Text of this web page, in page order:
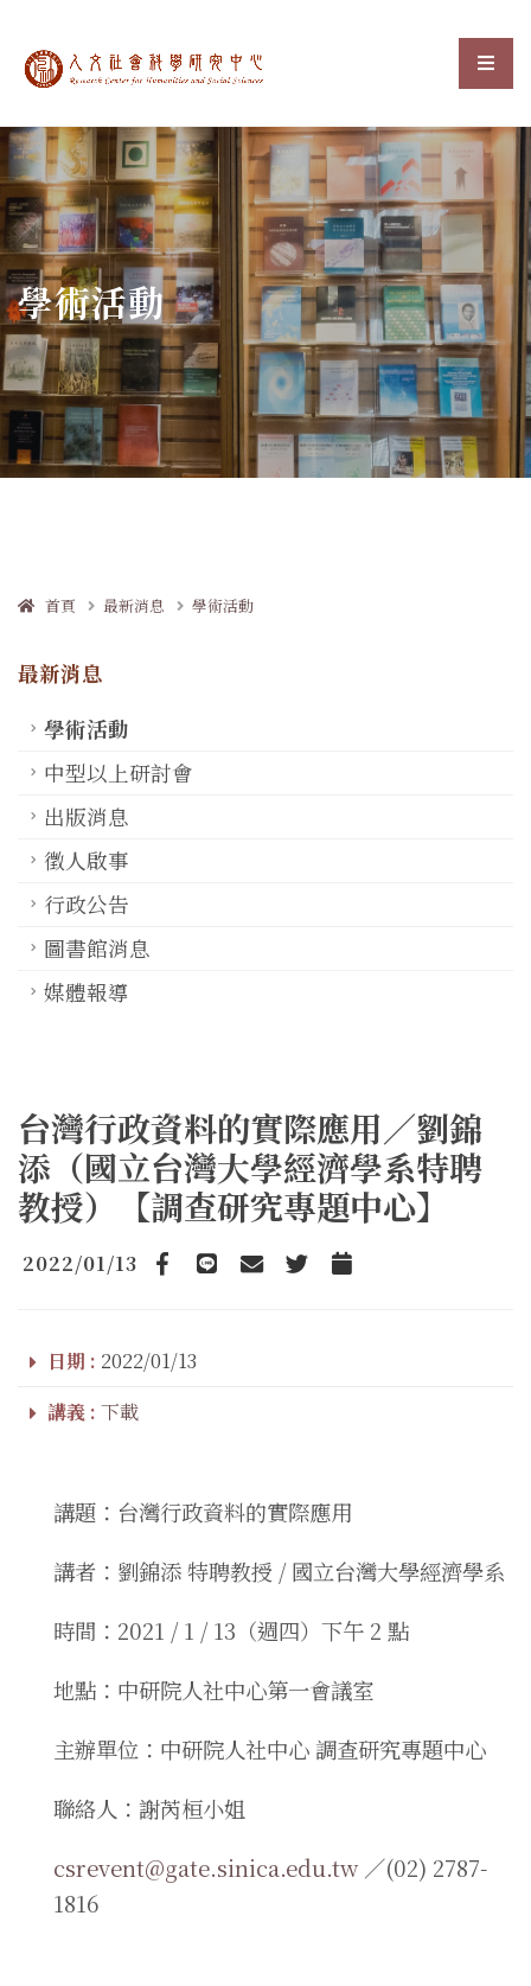
中央研究院人文社會科選
:::
學術活動
首頁 最新消息 學術活動
最新消息
學術活動
中型以上研討會
出版消息
徵人啟事
行政公告
圖書館消息
媒體報導
台灣行政資料的實際應用／劉錦
添（國立台灣大學經濟學系特聘
教授）【調查研究專題中心】
2022/01/13
Facebook
line emailTwitterAdd to Calendar
日期 : 2022/01/13
講義 : 下載
講題：台灣行政資料的實際應用
講者：劉錦添 特聘教授 / 國立台灣大學經濟學系
時間：2021 / 1 / 13（週四）下午 2 點
地點：中研院人社中心第一會議室
主辦單位：中研院人社中心 調查研究專題中心
聯絡人：謝芮桓小姐
csrevent@gate.sinica.edu.tw／(02) 2787-
1816